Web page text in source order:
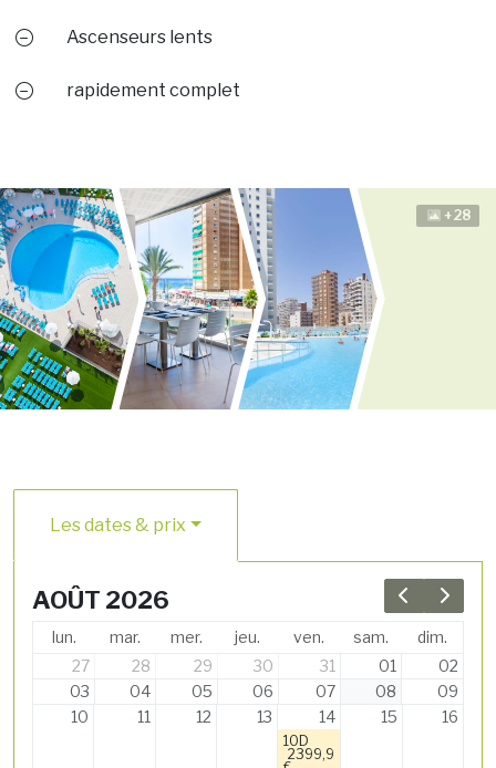
Ascenseurs lents
rapidement complet
+28
Les dates & prix
Previous
Next
AOÛT 2026
lun. mar. mer. jeu. ven. sam.
dim.
27
28 29 30 31 01
02
03
04 05 06 07 08
09
10
11 12 13 14
10D
2399,9
15 16